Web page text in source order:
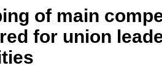
of main
for union